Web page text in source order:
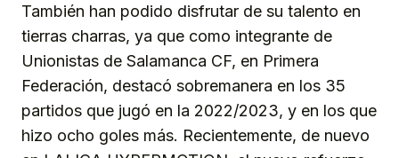
También han podido disfrutar de su talento en
tierras charras, ya que como integrante de
Unionistas de Salamanca CF, en Primera
Federación, destacó sobremanera en los 35
partidos que jugó en la 2022/2023, y en los que
hizo ocho goles más. Recientemente, de nuevo